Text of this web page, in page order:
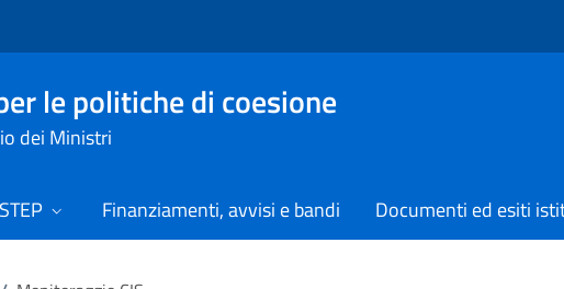
le politiche di coesione
dei Ministri
STEP Finanziamenti, avvisi e bandi Documenti ed esiti